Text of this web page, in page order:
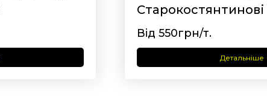
Старокостянтинові
Від 550грн/т.
Детальніше